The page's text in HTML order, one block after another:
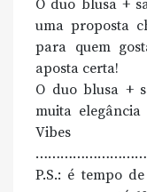
O duo blusa +
uma proposta
para quem
aposta certa!
O duo blusa +
muita
Vibes
P.S.: é tempo